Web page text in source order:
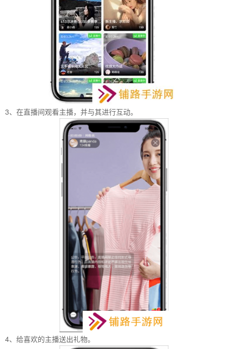
3、在直播间观看主播，并与其进行互动。
4、给喜欢的主播送出礼物。